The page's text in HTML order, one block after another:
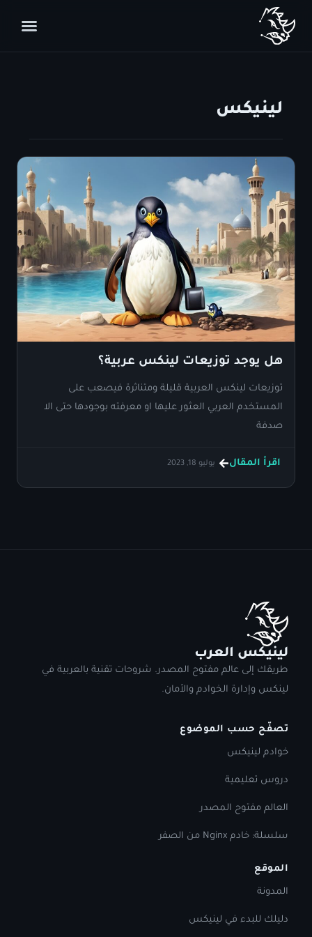
لينيكس
هل يوجد توزيعات لينكس عربية؟
توزيعات لينكس العربية قليلة ومتناثرة فيصعب على
المستخدم العربي العثور عليها او معرفته بوجودها حتى الا
صدفة
اقرأ المقال يوليو 18, 2023
لينيكس العرب
طريقك إلى عالم مفتوح المصدر. شروحات تقنية بالعربية في
لينكس وإدارة الخوادم والأمان.
تصفّح حسب الموضوع
خوادم لينيكس
دروس تعليمية
العالم مفتوح المصدر
سلسلة: خادم Nginx من الصفر
الموقع
المدونة
دليلك للبدء في لينيكس